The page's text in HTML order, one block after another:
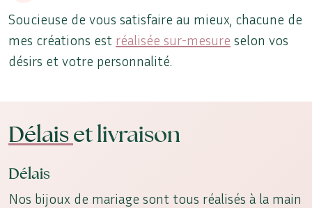
Soucieuse de vous satisfaire au mieux, chacune de
mes créations est réalisée sur-mesure selon vos
désirs et votre personnalité.
Délaiset livraison
Délais
Nos bijoux de mariage sont tous réalisés à la main